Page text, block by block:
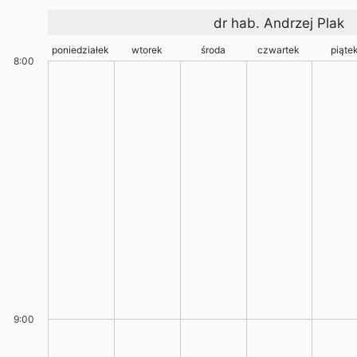
dr hab. Andrzej Plak
8:00
9:00
poniedziałek wtorek środa czwartek